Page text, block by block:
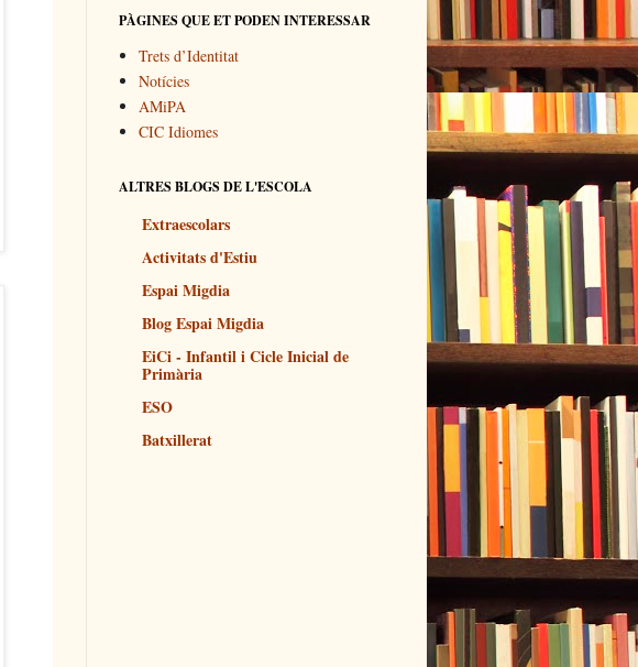
PÀGINES QUE ET PODEN INTERESSAR
Trets d’Identitat
Notícies
AMiPA
CIC Idiomes
ALTRES BLOGS DE L'ESCOLA
Extraescolars
Activitats d'Estiu
Espai Migdia
Blog Espai Migdia
EiCi - Infantil i Cicle Inicial de
Primària
ESO
Batxillerat